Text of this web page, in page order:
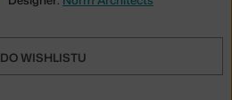
DO WISHLISTU